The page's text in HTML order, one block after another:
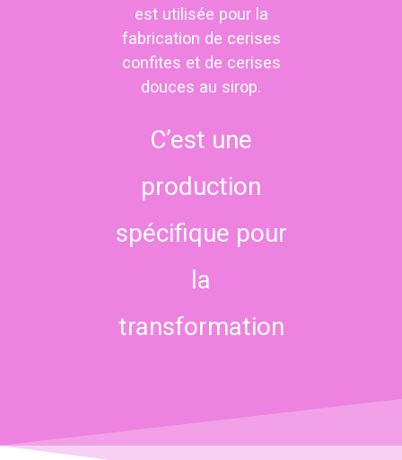
est utilisée pour la
fabrication de cerises
confites et de cerises
douces au sirop.
C’est une
production
spécifique pour
la
transformation